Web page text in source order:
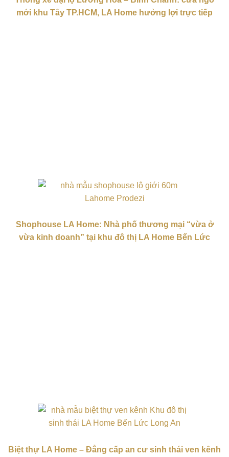
mới khu Tây TP.HCM, LA Home hưởng lợi trực tiếp
Shophouse LA Home: Nhà phố thương mại “vừa ở
vừa kinh doanh” tại khu đô thị LA Home Bến Lức
Biệt thự LA Home – Đẳng cấp an cư sinh thái ven kênh